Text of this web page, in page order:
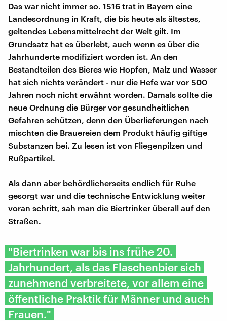
Das war nicht immer so. 1516 trat in Bayern eine
Landesordnung in Kraft, die bis heute als ältestes,
geltendes Lebensmittelrecht der Welt gilt. Im
Grundsatz hat es überlebt, auch wenn es über die
Jahrhunderte modifiziert worden ist. An den
Bestandteilen des Bieres wie Hopfen, Malz und Wasser
hat sich nichts verändert - nur die Hefe war vor 500
Jahren noch nicht erwähnt worden. Damals sollte die
neue Ordnung die Bürger vor gesundheitlichen
Gefahren schützen, denn den Überlieferungen nach
mischten die Brauereien dem Produkt häufig giftige
Substanzen bei. Zu lesen ist von Fliegenpilzen und
Rußpartikel.
Als dann aber behördlicherseits endlich für Ruhe
gesorgt war und die technische Entwicklung weiter
voran schritt, sah man die Biertrinker überall auf den
Straßen.
"Biertrinken war bis ins frühe 20.
Jahrhundert, als das Flaschenbier sich
zunehmend verbreitete, vor allem eine
öffentliche Praktik für Männer und auch
Frauen."